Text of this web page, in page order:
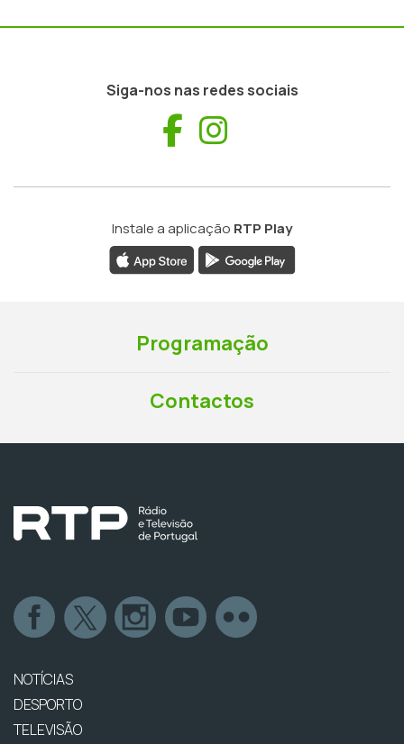
Siga-nos nas redes sociais
Facebook
Instale a aplicação RTP Play
Programação
Contactos
NOTÍCIAS
DESPORTO
TELEVISÃO